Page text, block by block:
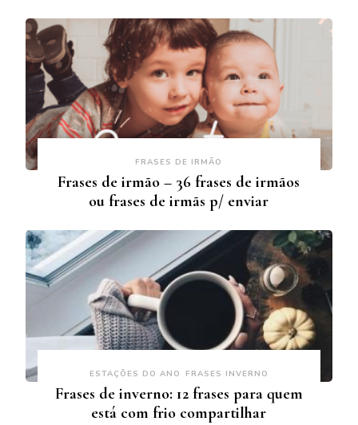
FRASES DE IRMÃO
Frases de irmão – 36 frases de irmãos
ou frases de irmãs p/ enviar
ESTAÇÕES DO ANO FRASES INVERNO
Frases de inverno: 12 frases para quem
está com frio compartilhar